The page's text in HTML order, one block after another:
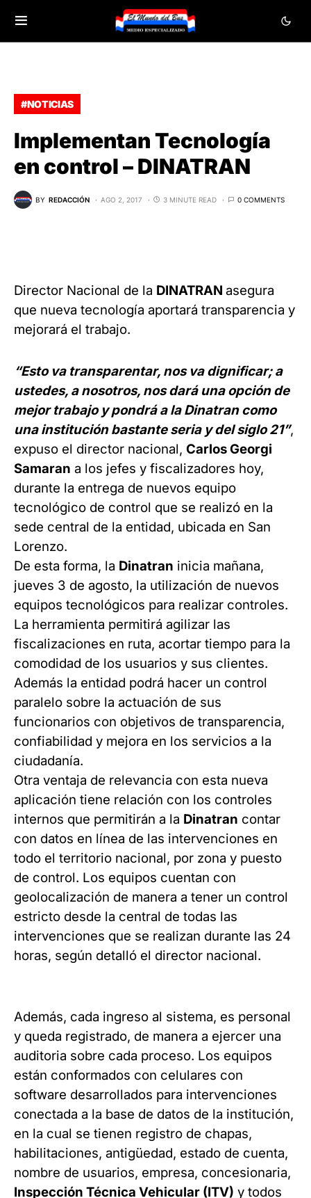
#NOTICIAS
Implementan Tecnología
en control – DINATRAN
BY REDACCIÓN AGO 2, 2017 3 MINUTE READ 0 COMMENTS
Director Nacional de la DINATRAN asegura
que nueva tecnología aportará transparencia y
mejorará el trabajo.
“Esto va transparentar, nos va dignificar; a
ustedes, a nosotros, nos dará una opción de
mejor trabajo y pondrá a la Dinatran como
una institución bastante seria y del siglo 21”,
expuso el director nacional, Carlos Georgi
Samaran a los jefes y fiscalizadores hoy,
durante la entrega de nuevos equipo
tecnológico de control que se realizó en la
sede central de la entidad, ubicada en San
Lorenzo.
De esta forma, la Dinatran inicia mañana,
jueves 3 de agosto, la utilización de nuevos
equipos tecnológicos para realizar controles.
La herramienta permitirá agilizar las
fiscalizaciones en ruta, acortar tiempo para la
comodidad de los usuarios y sus clientes.
Además la entidad podrá hacer un control
paralelo sobre la actuación de sus
funcionarios con objetivos de transparencia,
confiabilidad y mejora en los servicios a la
ciudadanía.
Otra ventaja de relevancia con esta nueva
aplicación tiene relación con los controles
internos que permitirán a la Dinatran contar
con datos en línea de las intervenciones en
todo el territorio nacional, por zona y puesto
de control. Los equipos cuentan con
geolocalización de manera a tener un control
estricto desde la central de todas las
intervenciones que se realizan durante las 24
horas, según detalló el director nacional.
Además, cada ingreso al sistema, es personal
y queda registrado, de manera a ejercer una
auditoria sobre cada proceso. Los equipos
están conformados con celulares con
software desarrollados para intervenciones
conectada a la base de datos de la institución,
en la cual se tienen registro de chapas,
habilitaciones, antigüedad, estado de cuenta,
nombre de usuarios, empresa, concesionaria,
Inspección Técnica Vehicular (ITV) y todos